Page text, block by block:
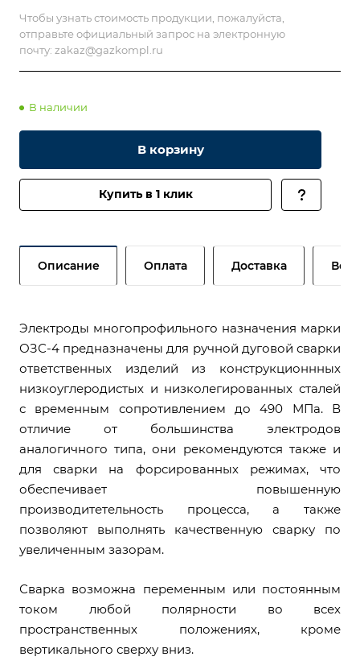
Чтобы узнать стоимость продукции, пожалуйста,
отправьте официальный запрос на электронную
почту: zakaz@gazkompl.ru
В наличии
В корзину
Купить в 1 клик
Описание Оплата Доставка
Электроды многопрофильного назначения марки
ОЗС-4 предназначены для ручной дуговой сварки
ответственных изделий из конструкционнных
низкоуглеродистых и низколегированных сталей
с временным сопротивлением до 490 МПа. В
отличие от большинства электродов
аналогичного типа, они рекомендуются также и
для сварки на форсированных режимах, что
обеспечивает повышенную
производитетельность процесса, а также
позволяют выполнять качественную сварку по
увеличенным зазорам.
Сварка возможна переменным или постоянным
током любой полярности во всех
пространственных положениях, кроме
вертикального сверху вниз.